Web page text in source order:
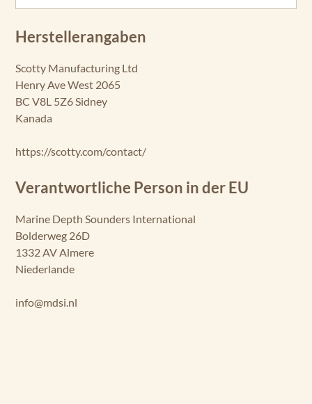
Herstellerangaben
Scotty Manufacturing Ltd
Henry Ave West 2065
BC V8L 5Z6 Sidney
Kanada
https://scotty.com/contact/
Verantwortliche Person in der EU
Marine Depth Sounders International
Bolderweg 26D
1332 AV Almere
Niederlande
info@mdsi.nl